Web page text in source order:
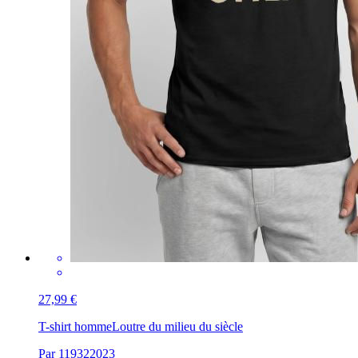
27,99 €
T-shirt hommeLoutre du milieu du siècle
Par 119322023